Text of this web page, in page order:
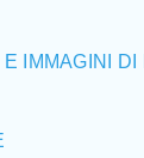
IMMAGINI